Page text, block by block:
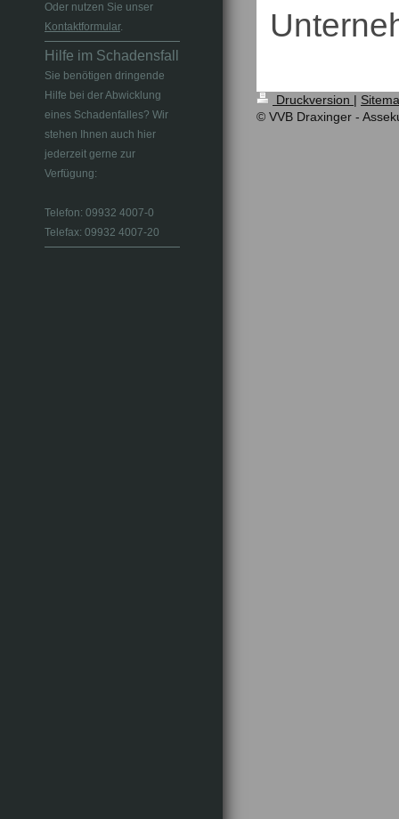
Oder nutzen Sie unser
Kontaktformular.
Hilfe im Schadensfall
Sie benötigen dringende
Hilfe bei der Abwicklung
eines Schadenfalles? Wir
stehen Ihnen auch hier
jederzeit gerne zur
Verfügung:
Telefon: 09932 4007-0
Telefax: 09932 4007-20
Druckversion |
© VVB Draxinger -